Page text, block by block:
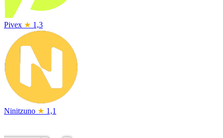
Pivex ★ 1,3
Ninitzuno ★ 1,1